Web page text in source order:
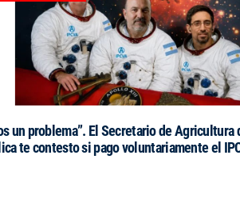
un problema”. El Secretario de Agricultura
te contesto si pago voluntariamente el